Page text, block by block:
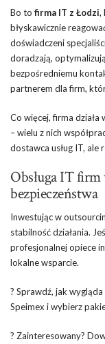
Bo to firma IT z Łodzi,
błyskawicznie
doświadczeni
doradzają,
bezpośredniemu
partnerem dla firm,
Co więcej, firma
– wielu z nich
dostawca usług IT, ale
Obsługa IT
bezpieczeństwa
Inwestując w
stabilność działania.
profesjonalnej opiece
lokalne wsparcie.
? Sprawdź, jak wygląda
Speimex i wybierz
? Zainteresowany?